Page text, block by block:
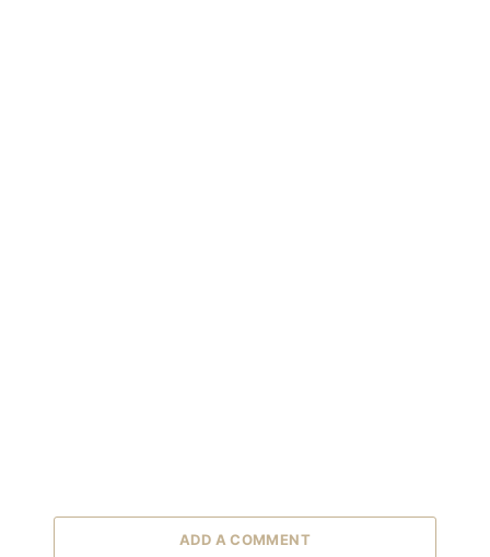
ADD A COMMENT